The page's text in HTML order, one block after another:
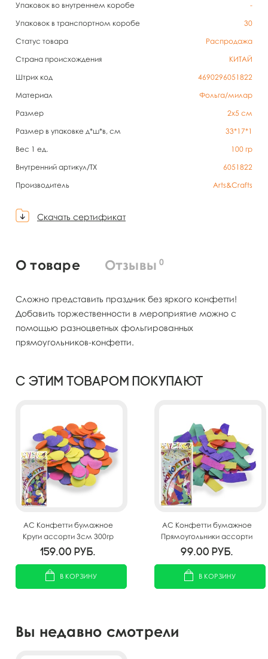
Упаковок во внутреннем коробе
-
Упаковок в транспортном коробе
30
Статус товара
Распродажа
Страна происхождения
КИТАЙ
Штрих код
4690296051822
Материал
Фольга/милар
Размер
2х5 см
Размер в упаковке д*ш*в, см
33*17*1
Вес 1 ед.
100 гр
Внутренний артикул/TX
6051822
Производитель
Arts&Crafts
Скачать сертификат
О товаре Отзывы 0
Сложно представить праздник без яркого конфетти!
Добавить торжественности в мероприятие можно с
помощью разноцветных фольгированных
прямоугольников-конфетти.
С этим товаром покупают
AC Конфетти бумажное
Круги ассорти 3см 300гр
159.00 руб.
В КОРЗИНУ
AC Конфетти бумажное
Прямоугольники ассорти
2*5см 300гр
99.00 руб.
В КОРЗИНУ
Вы недавно смотрели